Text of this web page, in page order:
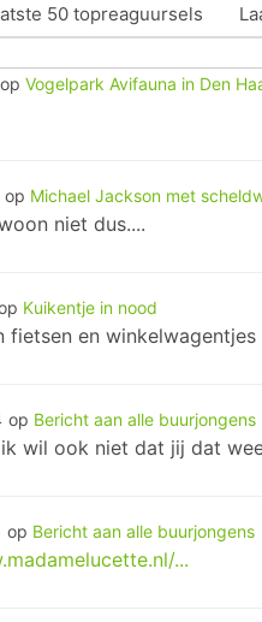
50 topreaguursels
op Vogelpark Avifauna in Den
op Michael Jackson met
niet dus....
Kuikentje in nood
en winkelwagentjes
op Bericht aan alle buurjongens
wil ook niet dat jij dat
op Bericht aan alle buurjongens
...